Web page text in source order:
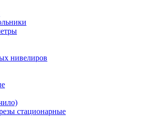
нивелиров
стационарные